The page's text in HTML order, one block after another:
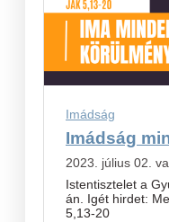
Imádság
Imádság
2023. július 02.
Istentisztelet a
án. Igét hirdet:
5,13-20